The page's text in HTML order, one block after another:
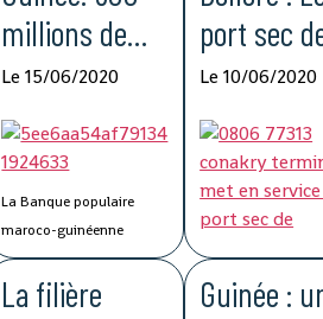
millions de
francs
guinéens du
Groupe BCP
pour lutter
contre la
Covid-19
Le 15/06/2020
La Banque populaire
maroco-guinéenne
(BPMG), une filiale de
Groupe Banque centrale
port sec
Kagbelen
améliorer la
de la
logistique
Le 10/06/2020
La filière
Guinée :